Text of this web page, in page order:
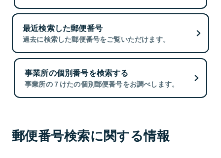
最近検索した郵便番号
過去に検索した郵便番号をご覧いただけます。
事業所の個別番号を検索する
事業所の７けたの個別郵便番号をお調べします。
郵便番号検索に関する情報